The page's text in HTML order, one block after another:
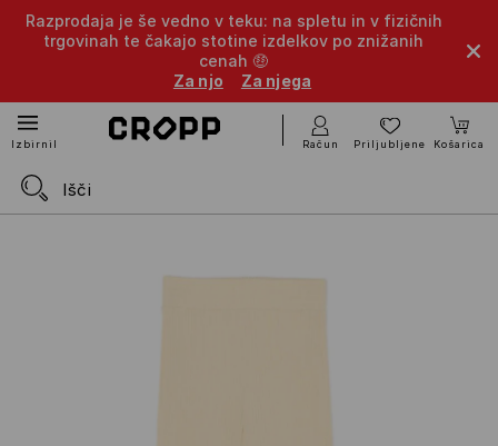
Razprodaja je še vedno v teku: na spletu in v fizičnih
trgovinah te čakajo stotine izdelkov po znižanih
cenah 🤑
Za njo
Za njega
Izbirnik Račun Priljubljene Košarica